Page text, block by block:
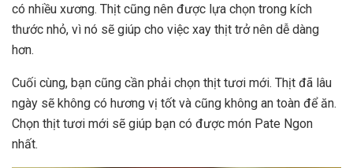
có nhiều xương. Thịt cũng nên được lựa chọn trong kích
thước nhỏ, vì nó sẽ giúp cho việc xay thịt trở nên dễ dàng
hơn.
Cuối cùng, bạn cũng cần phải chọn thịt tươi mới. Thịt đã lâu
ngày sẽ không có hương vị tốt và cũng không an toàn để ăn.
Chọn thịt tươi mới sẽ giúp bạn có được món Pate Ngon
nhất.